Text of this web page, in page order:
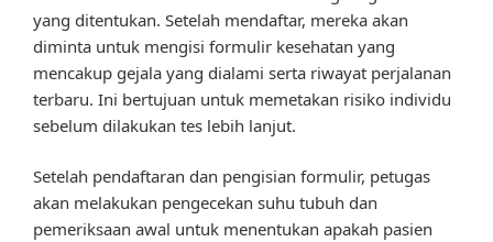
yang ditentukan. Setelah mendaftar, mereka akan
diminta untuk mengisi formulir kesehatan yang
mencakup gejala yang dialami serta riwayat perjalanan
terbaru. Ini bertujuan untuk memetakan risiko individu
sebelum dilakukan tes lebih lanjut.
Setelah pendaftaran dan pengisian formulir, petugas
akan melakukan pengecekan suhu tubuh dan
pemeriksaan awal untuk menentukan apakah pasien